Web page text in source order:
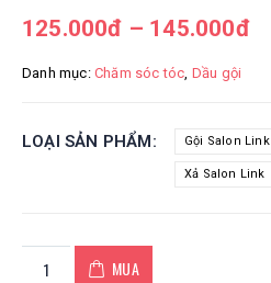
125.000đ – 145.000đ
Danh mục: Chăm sóc tóc, Dầu gội
LOẠI SẢN PHẨM Gội Salon Link
Xả Salon Link
MUA